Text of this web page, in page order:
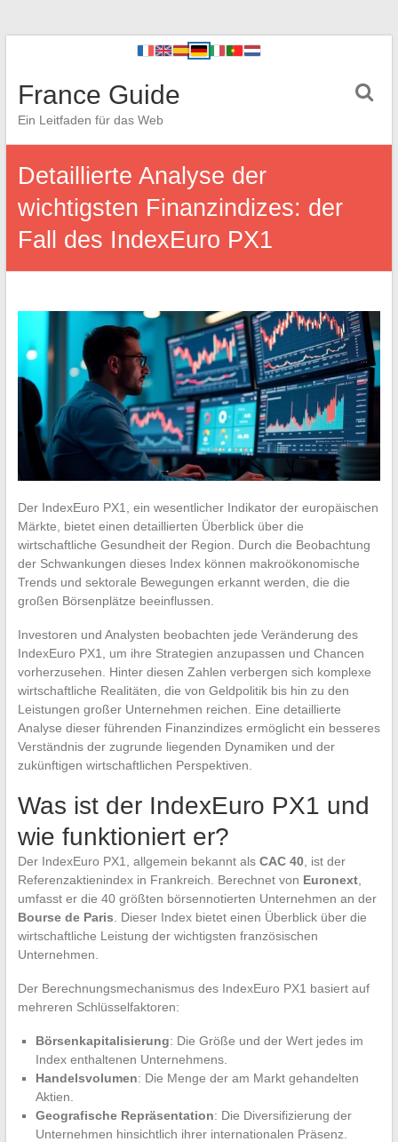
France Guide
Ein Leitfaden für das Web
Detaillierte Analyse der
wichtigsten Finanzindizes: der
Fall des IndexEuro PX1
Der IndexEuro PX1, ein wesentlicher Indikator der europäischen
Märkte, bietet einen detaillierten Überblick über die
wirtschaftliche Gesundheit der Region. Durch die Beobachtung
der Schwankungen dieses Index können makroökonomische
Trends und sektorale Bewegungen erkannt werden, die die
großen Börsenplätze beeinflussen.
Investoren und Analysten beobachten jede Veränderung des
IndexEuro PX1, um ihre Strategien anzupassen und Chancen
vorherzusehen. Hinter diesen Zahlen verbergen sich komplexe
wirtschaftliche Realitäten, die von Geldpolitik bis hin zu den
Leistungen großer Unternehmen reichen. Eine detaillierte
Analyse dieser führenden Finanzindizes ermöglicht ein besseres
Verständnis der zugrunde liegenden Dynamiken und der
zukünftigen wirtschaftlichen Perspektiven.
Was ist der IndexEuro PX1 und
wie funktioniert er?
Der IndexEuro PX1, allgemein bekannt als CAC 40, ist der
Referenzaktienindex in Frankreich. Berechnet von Euronext,
umfasst er die 40 größten börsennotierten Unternehmen an der
Bourse de Paris . Dieser Index bietet einen Überblick über die
wirtschaftliche Leistung der wichtigsten französischen
Unternehmen.
Der Berechnungsmechanismus des IndexEuro PX1 basiert auf
mehreren Schlüsselfaktoren:
Börsenkapitalisierung: Die Größe und der Wert jedes im
Index enthaltenen Unternehmens.
Handelsvolumen: Die Menge der am Markt gehandelten
Aktien.
Geografische Repräsentation: Die Diversifizierung der
Unternehmen hinsichtlich ihrer internationalen Präsenz.